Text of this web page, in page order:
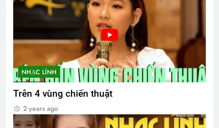
NHẠC LÍNH
Trên 4 vùng chiến thuật
2 years ago